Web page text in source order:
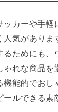
カーや手軽
気がありま
るためにも、
ゃれな商品を
機能的でおし
ルできる素